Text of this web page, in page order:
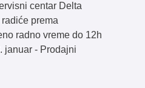
centar Delta
prema
radno vreme do 12h
januar - Prodajni